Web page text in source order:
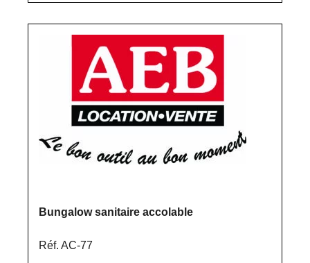
Bungalow sanitaire accolable
Réf. AC-77